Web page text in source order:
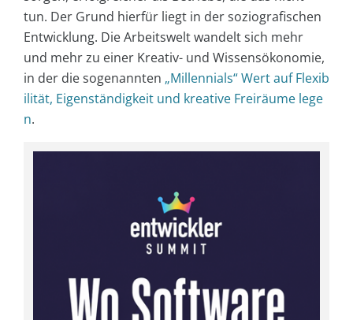
tun. Der Grund hierfür liegt in der soziografischen
Entwicklung. Die Arbeitswelt wandelt sich mehr
und mehr zu einer Kreativ- und Wissensökonomie,
in der die sogenannten „Millennials“ Wert auf Flexib
ilität, Eigenständigkeit und kreative Freiräume lege
n.